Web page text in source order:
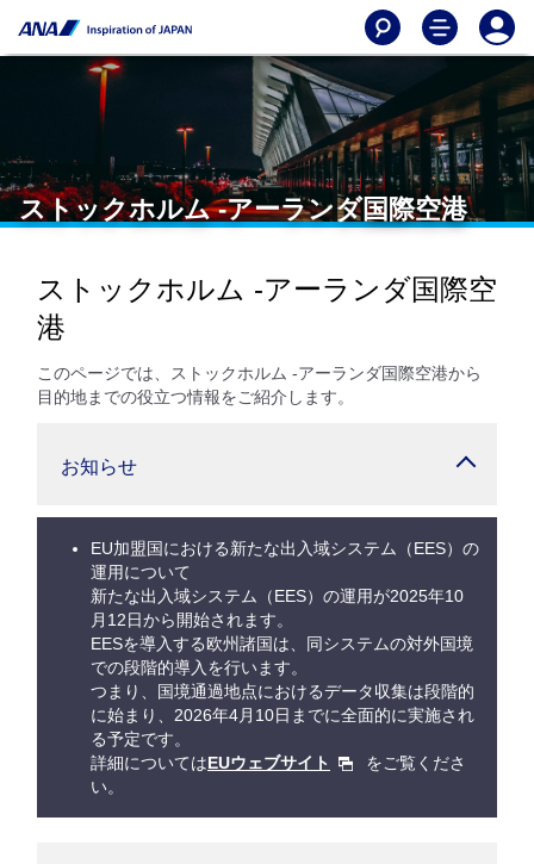
ストックホルム -アーランダ国際空港
ストックホルム -アーランダ国際空
港
このページでは、ストックホルム -アーランダ国際空港から
目的地までの役立つ情報をご紹介します。
お知らせ
EU加盟国における新たな出入域システム（EES）の
運用について
新たな出入域システム（EES）の運用が2025年10
月12日から開始されます。
EESを導入する欧州諸国は、同システムの対外国境
での段階的導入を行います。
つまり、国境通過地点におけるデータ収集は段階的
に始まり、2026年4月10日までに全面的に実施され
る予定です。
詳細についてはEUウェブサイト
をご覧くださ
い。